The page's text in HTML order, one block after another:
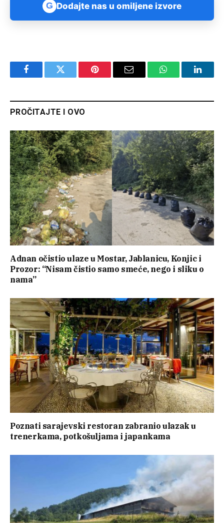
G Dodajte nas u omiljene izvore
FacebookTwitter Pinterest Email WhatsApp
PROČITAJTE I OVO
Adnan očistio ulaze u Mostar, Jablanicu, Konjic i
Prozor: “Nisam čistio samo smeće, nego i sliku o
nama”
Poznati sarajevski restoran zabranio ulazak u
trenerkama, potkošuljama i japankama